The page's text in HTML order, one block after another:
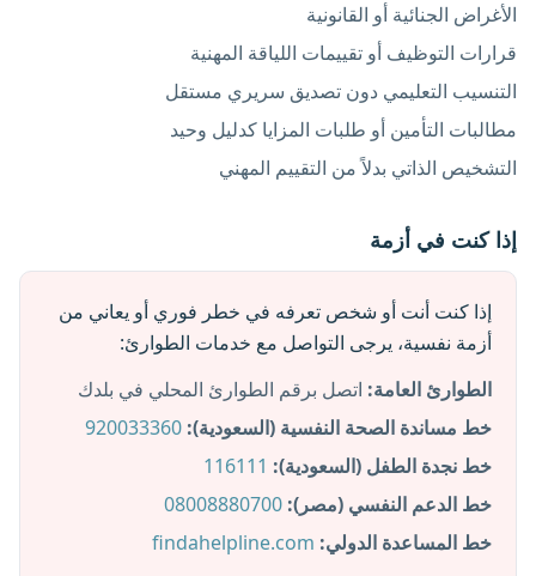
الأغراض الجنائية أو القانونية
قرارات التوظيف أو تقييمات اللياقة المهنية
التنسيب التعليمي دون تصديق سريري مستقل
مطالبات التأمين أو طلبات المزايا كدليل وحيد
التشخيص الذاتي بدلاً من التقييم المهني
إذا كنت في أزمة
إذا كنت أنت أو شخص تعرفه في خطر فوري أو يعاني من
أزمة نفسية، يرجى التواصل مع خدمات الطوارئ:
الطوارئ العامة: اتصل برقم الطوارئ المحلي في بلدك
خط مساندة الصحة النفسية (السعودية): 920033360
خط نجدة الطفل (السعودية): 116111
خط الدعم النفسي (مصر): 08008880700
خط المساعدة الدولي: findahelpline.com